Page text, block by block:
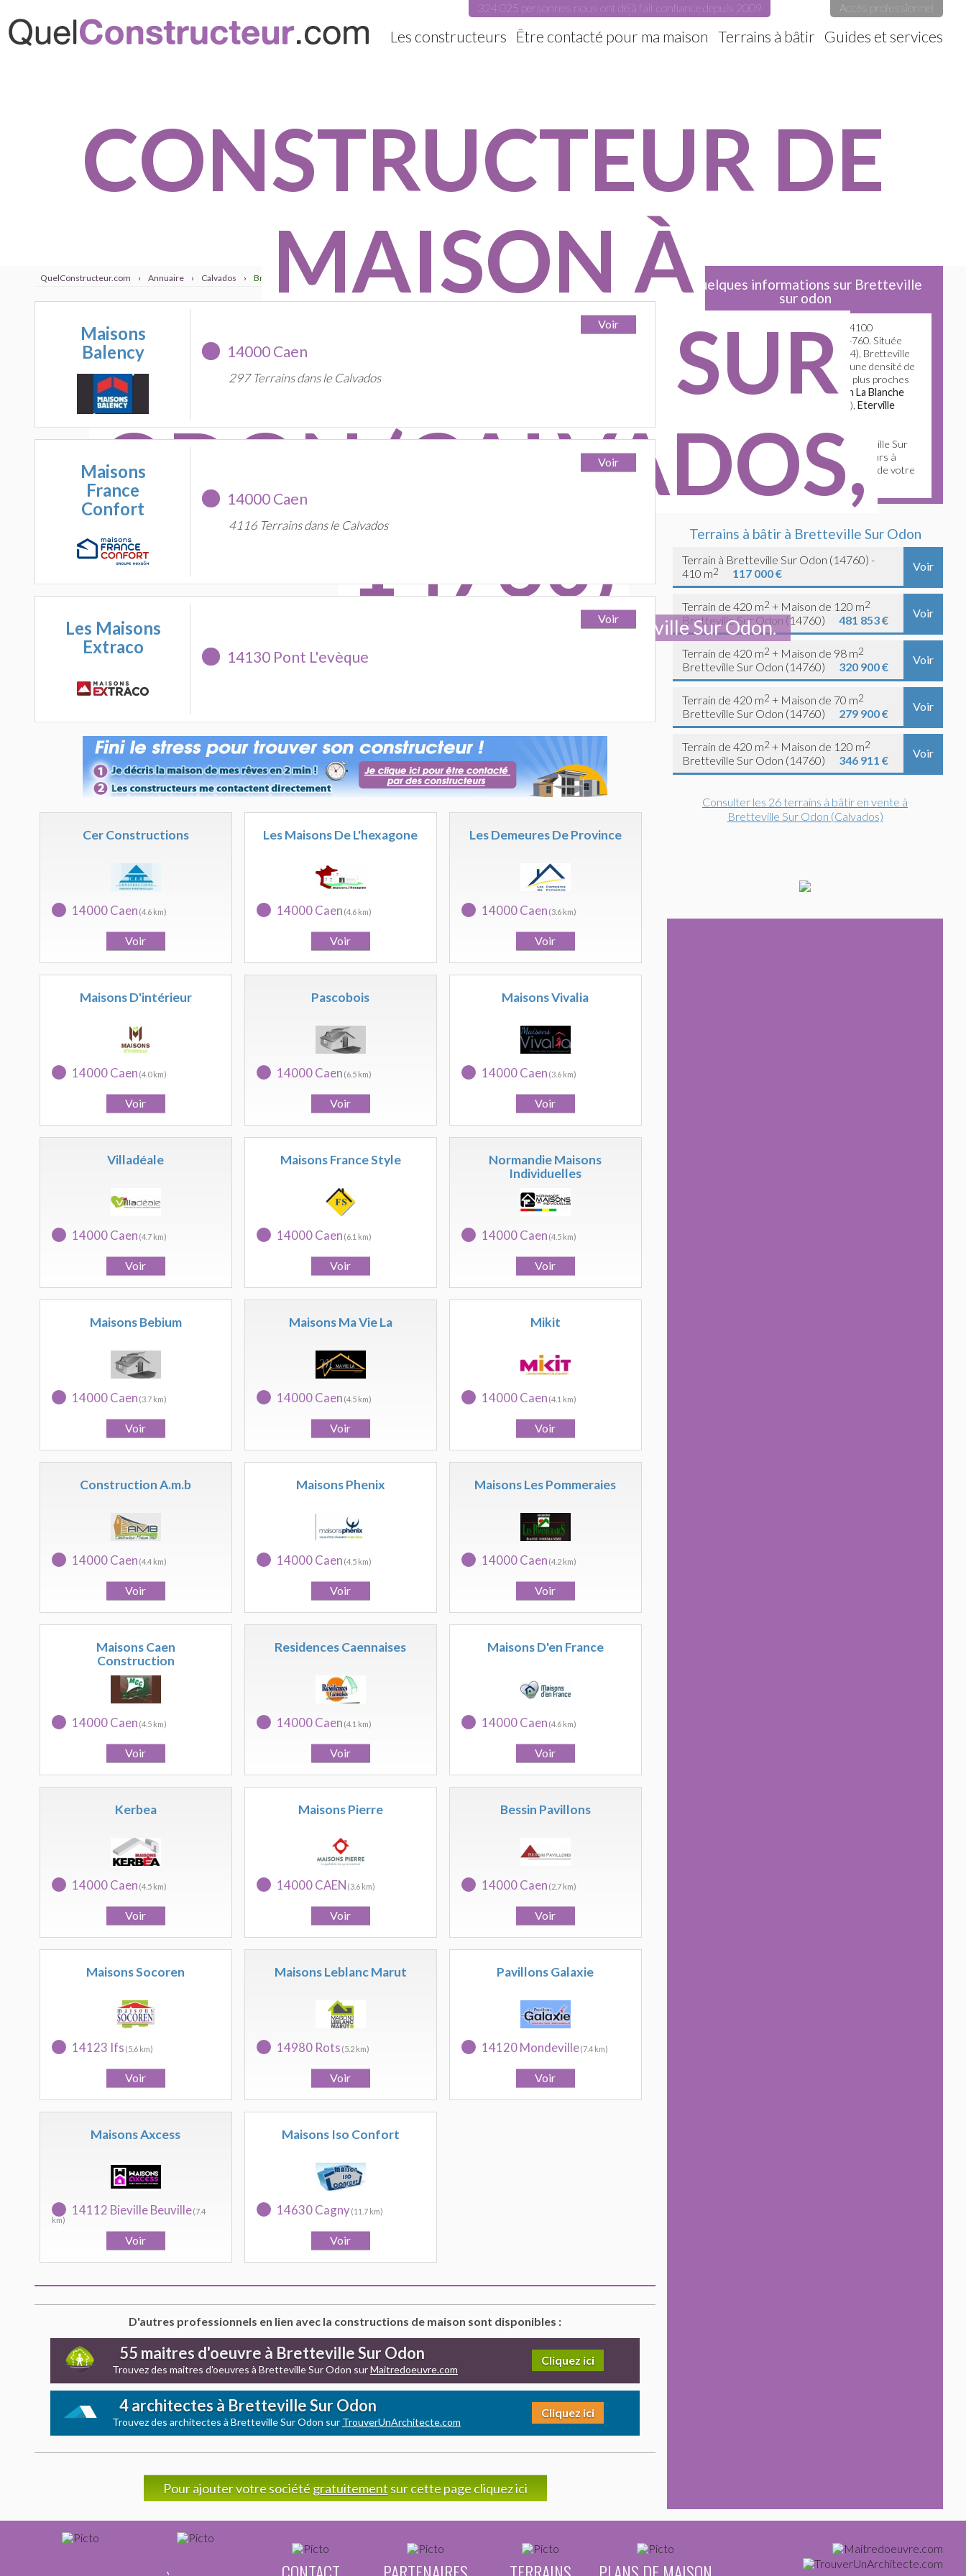
324 025 personnes nous ont déjà fait confiance depuis 2009 Accès professionnel
Les constructeurs Être contacté pour ma maison Terrains à bâtir Guides et services
CONSTRUCTEUR DE
MAISON À
BRETTEVILLE SUR
ODON (CALVADOS,
14760)
39 constructeurs et 39 agences référencés pour Bretteville Sur Odon.
QuelConstructeur.com › Annuaire › Calvados › Bretteville sur odon
Maisons
Balency
14000 Caen
297 Terrains dans le Calvados
Maisons
France
Confort
14000 Caen
4116 Terrains dans le Calvados
Les Maisons
Extraco
14130 Pont L'evèque
Cer Constructions
14000 Caen (4.6 km)
Les Maisons De L'hexagone
14000 Caen (4.6 km)
Les Demeures De Province
14000 Caen (3.6 km)
Maisons D'intérieur
14000 Caen (4.0 km)
Pascobois
14000 Caen (6.5 km)
Maisons Vivalia
14000 Caen (3.6 km)
Villadéale
14000 Caen (4.7 km)
Maisons France Style
14000 Caen (6.1 km)
Normandie Maisons
Individuelles
14000 Caen (4.5 km)
Maisons Bebium
14000 Caen (3.7 km)
Maisons Ma Vie La
14000 Caen (4.5 km)
Mikit
14000 Caen (4.1 km)
Construction A.m.b
14000 Caen (4.4 km)
Maisons Phenix
14000 Caen (4.5 km)
Maisons Les Pommeraies
14000 Caen (4.2 km)
Maisons Caen
Construction
14000 Caen (4.5 km)
Residences Caennaises
14000 Caen (4.1 km)
Maisons D'en France
14000 Caen (4.6 km)
Kerbea
14000 Caen (4.5 km)
Maisons Pierre
14000 CAEN (3.6 km)
Bessin Pavillons
14000 Caen (2.7 km)
Maisons Socoren
14123 Ifs (5.6 km)
Maisons Leblanc Marut
14980 Rots (5.2 km)
Pavillons Galaxie
14120 Mondeville(7.4 km)
Maisons Axcess
14112 Bieville Beuville(7.4
km)
Maisons Iso Confort
14630 Cagny(11.7 km)
D'autres professionnels en lien avec la constructions de maison sont disponibles :
55 maitres d'oeuvre à Bretteville Sur Odon
Trouvez des maitres d'oeuvres à Bretteville Sur Odon surMaitredoeuvre.com
Cliquez ici
4 architectes à Bretteville Sur Odon
Trouvez des architectes à Bretteville Sur Odon sur TrouverUnArchitecte.com
Cliquez ici
Pour ajouter votre société gratuitement sur cette page cliquez ici
Quelques informations sur Bretteville
sur odon
Bretteville sur odon est une ville de 4100
habitants, dont le code postal est 14760. Située
dans le département de Calvados (14), Bretteville
sur odon s'étend sur 6.46 km
2avec une densité de
635 habitants par km
. Les villes les plus proches
sontLouvigny(2.17 Km), St Germain La Blanche
(2.58 Km),Eterville
Vous cherchez un constructeur à Bretteville Sur
Odon (14760) ? Retrouvez 39 constructeurs à
Bretteville Sur Odon pour la construction de votre
maison. Pratique et gratuit !
Terrains à bâtir à Bretteville Sur Odon
Terrain à Bretteville Sur Odon (14760) -
410 m2 117 000 €
Voir
Terrain de 420 m2 + Maison de 120 m2
Bretteville Sur Odon (14760) 481 853 €
Voir
Terrain de 420 m2 + Maison de 98 m2
Bretteville Sur Odon (14760) 320 900 €
Voir
Terrain de 420 m2 + Maison de 70 m2
Bretteville Sur Odon (14760) 279 900 €
Voir
Terrain de 420 m2 + Maison de 120 m2
Bretteville Sur Odon (14760) 346 911 €
Voir
Consulter les 26 terrains à bâtir en vente à
Bretteville Sur Odon (Calvados)